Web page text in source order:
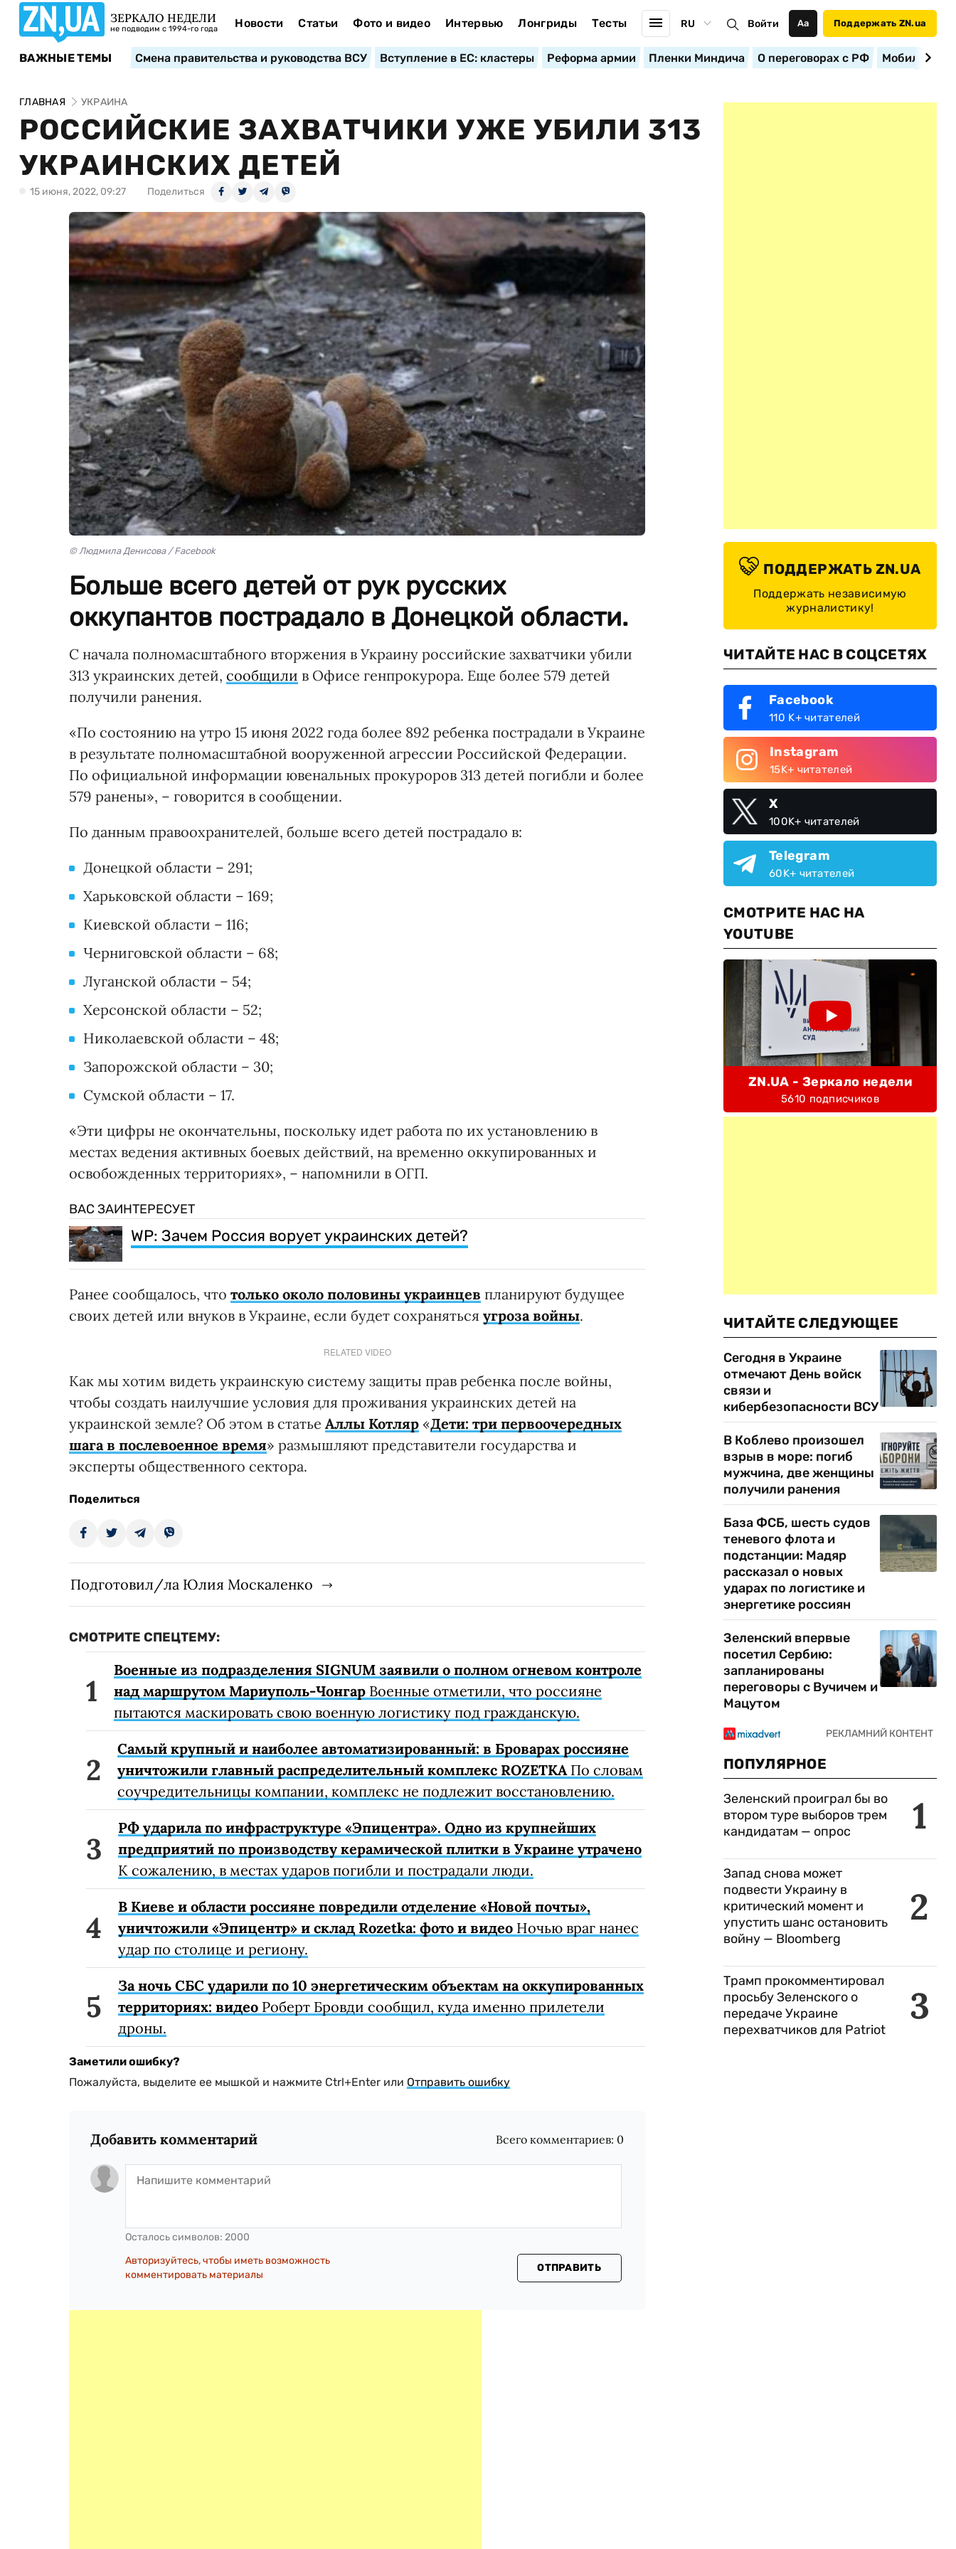
ЗЕРКАЛО НЕДЕЛИ
не подводим с 1994-го года Новости Статьи Фото и видео Интервью Лонгриды Тесты RU Войти Аа Поддержать ZN.ua
ВАЖНЫЕ ТЕМЫ Смена правительства и руководства ВСУ Вступление в ЕС: кластеры Реформа армии Пленки Миндича О переговорах с РФ
ГЛАВНАЯ УКРАИНА
РОССИЙСКИЕ ЗАХВАТЧИКИ УЖЕ УБИЛИ 313
УКРАИНСКИХ ДЕТЕЙ
15 июня, 2022, 09:27 Поделиться
© Людмила Денисова / Facebook
Больше всего детей от рук русских
оккупантов пострадало в Донецкой области.
С начала полномасштабного вторжения в Украину российские захватчики убили
313 украинских детей, сообщили в Офисе генпрокурора. Еще более 579 детей
получили ранения.
«По состоянию на утро 15 июня 2022 года более 892 ребенка пострадали в Украине
в результате полномасштабной вооруженной агрессии Российской Федерации.
По официальной информации ювенальных прокуроров 313 детей погибли и более
579 ранены», – говорится в сообщении.
По данным правоохранителей, больше всего детей пострадало в:
Донецкой области – 291;
Харьковской области – 169;
Киевской области – 116;
Черниговской области – 68;
Луганской области – 54;
Херсонской области – 52;
Николаевской области – 48;
Запорожской области – 30;
Сумской области – 17.
«Эти цифры не окончательны, поскольку идет работа по их установлению в
местах ведения активных боевых действий, на временно оккупированных и
освобожденных территориях», – напомнили в ОГП.
ВАС ЗАИНТЕРЕСУЕТ
WP: Зачем Россия ворует украинских детей?
Ранее сообщалось, что только около половины украинцев планируют будущее
своих детей или внуков в Украине, если будет сохраняться угроза войны.
RELATED VIDEO
Как мы хотим видеть украинскую систему защиты прав ребенка после войны,
чтобы создать наилучшие условия для проживания украинских детей на
украинской земле? Об этом в статье Аллы Котляр «Дети: три первоочередных
шага в послевоенное время» размышляют представители государства и
эксперты общественного сектора.
Поделиться
Подготовил/ла Юлия Москаленко
СМОТРИТЕ СПЕЦТЕМУ:
Военные из подразделения SIGNUM заявили о полном огневом контроле
над маршрутом Мариуполь-Чонгар Военные отметили, что россияне
пытаются маскировать свою военную логистику под гражданскую.
Самый крупный и наиболее автоматизированный: в Броварах россияне
уничтожили главный распределительный комплекс ROZETKAПо словам
соучредительницы компании, комплекс не подлежит восстановлению.
РФ ударила по инфраструктуре «Эпицентра». Одно из крупнейших
предприятий по производству керамической плитки в Украине утрачено
К сожалению, в местах ударов погибли и пострадали люди.
В Киеве и области россияне повредили отделение «Новой почты»,
уничтожили «Эпицентр» и склад Rozetka: фото и видео Ночью враг нанес
удар по столице и региону.
За ночь СБС ударили по 10 энергетическим объектам на оккупированных
территориях: видео Роберт Бровди сообщил, куда именно прилетели
дроны.
Заметили ошибку?
Пожалуйста, выделите ее мышкой и нажмите Ctrl+Enter или Отправить ошибку
Добавить комментарий Всего комментариев: 0
Осталось символов: 2000
Авторизуйтесь, чтобы иметь возможность
комментировать материалы
ОТПРАВИТЬ
ПОДДЕРЖАТЬ ZN.UA
Поддержать независимую
журналистику!
ЧИТАЙТЕ НАС В СОЦСЕТЯХ
Facebook
110 K+ читателей
Instagram
15K+ читателей
X
100K+ читателей
Telegram
60K+ читателей
СМОТРИТЕ НАС НА
YOUTUBE
ZN.UA - Зеркало недели
5610 подписчиков
ЧИТАЙТЕ СЛЕДУЮЩЕЕ
Сегодня в Украине
отмечают День войск
связи и
кибербезопасности ВСУ
В Коблево произошел
взрыв в море: погиб
мужчина, две женщины
получили ранения
База ФСБ, шесть судов
теневого флота и
подстанции: Мадяр
рассказал о новых
ударах по логистике и
энергетике россиян
Зеленский впервые
посетил Сербию:
запланированы
переговоры с Вучичем и
Мацутом
ПОПУЛЯРНОЕ
1
Зеленский проиграл бы во
втором туре выборов трем
кандидатам — опрос
2
Запад снова может
подвести Украину в
критический момент и
упустить шанс остановить
войну — Bloomberg
3
Трамп прокомментировал
просьбу Зеленского о
передаче Украине
перехватчиков для Patriot